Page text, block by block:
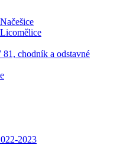
81, chodník a odstavné
2023